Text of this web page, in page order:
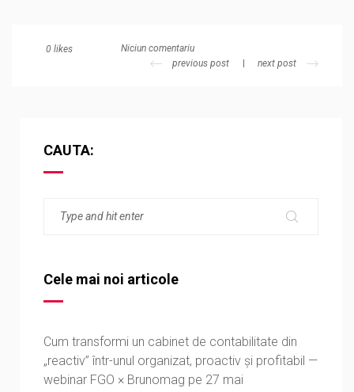
0 likes
Niciun comentariu
previous post
next post
CAUTA:
Cele mai noi articole
Cum transformi un cabinet de contabilitate din
„reactiv” într-unul organizat, proactiv și profitabil —
webinar FGO × Brunomag pe 27 mai